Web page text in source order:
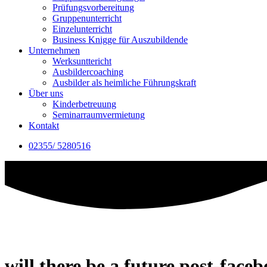
Prüfungsvorbereitung
Gruppenunterricht
Einzelunterricht
Business Knigge für Auszubildende
Unternehmen
Werksunttericht
Ausbildercoaching
Ausbilder als heimliche Führungskraft
Über uns
Kinderbetreuung
Seminarraumvermietung
Kontakt
02355/ 5280516